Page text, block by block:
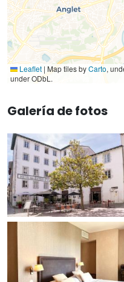
Leaflet | Map tiles byCarto,
under ODbL.
Galería de fotos